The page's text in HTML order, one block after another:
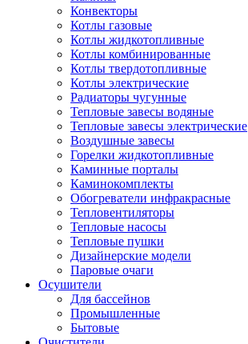
Конвекторы
Котлы газовые
Котлы жидкотопливные
Котлы комбинированные
Котлы твердотопливные
Котлы электрические
Радиаторы чугунные
Тепловые завесы водяные
Тепловые завесы электрические
Воздушные завесы
Горелки жидкотопливные
Каминные порталы
Каминокомплекты
Обогреватели инфракрасные
Тепловентиляторы
Тепловые насосы
Тепловые пушки
Дизайнерские модели
Паровые очаги
Осушители
Для бассейнов
Промышленные
Бытовые